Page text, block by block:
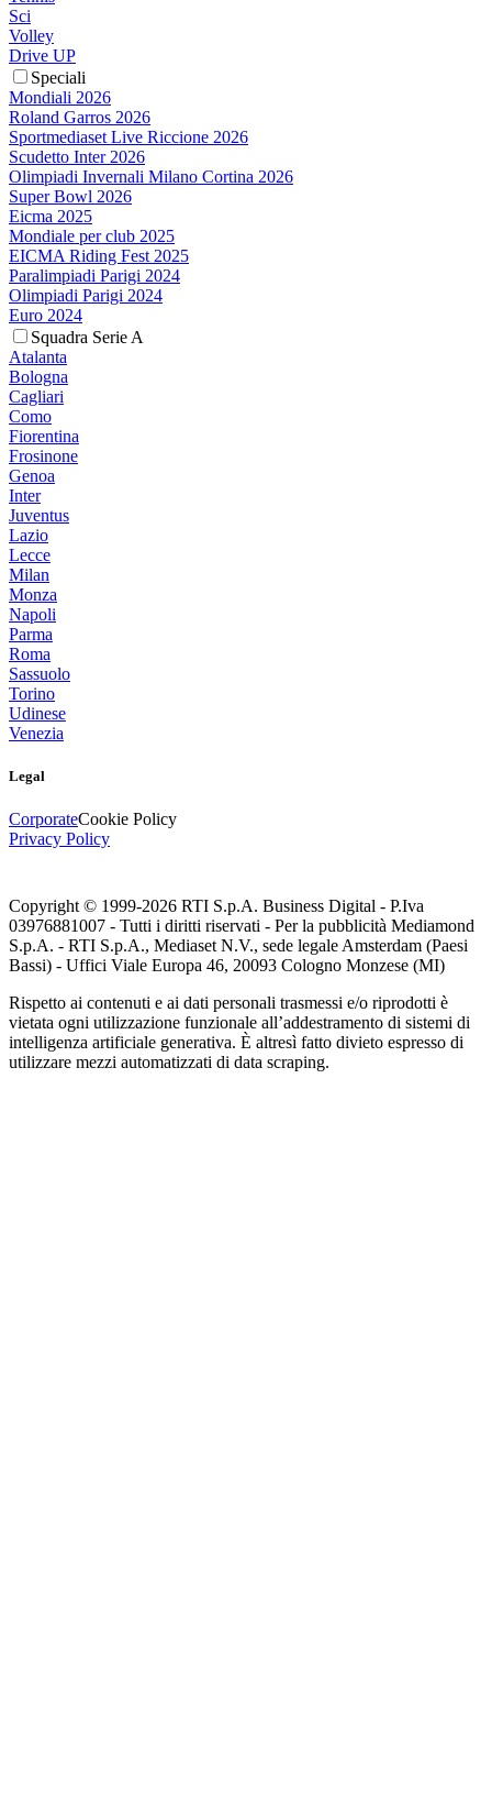
Sci
Volley
Drive UP
Speciali
Mondiali 2026
Roland Garros 2026
Sportmediaset Live Riccione 2026
Scudetto Inter 2026
Olimpiadi Invernali Milano Cortina 2026
Super Bowl 2026
Eicma 2025
Mondiale per club 2025
EICMA Riding Fest 2025
Paralimpiadi Parigi 2024
Olimpiadi Parigi 2024
Euro 2024
Squadra Serie A
Atalanta
Bologna
Cagliari
Como
Fiorentina
Frosinone
Genoa
Inter
Juventus
Lazio
Lecce
Milan
Monza
Napoli
Parma
Roma
Sassuolo
Torino
Udinese
Venezia
Legal
CorporateCookie Policy
Privacy Policy
Copyright © 1999-2026 RTI S.p.A. Business Digital - P.Iva
03976881007 - Tutti i diritti riservati - Per la pubblicità Mediamond
S.p.A. - RTI S.p.A., Mediaset N.V., sede legale Amsterdam (Paesi
Bassi) - Uffici Viale Europa 46, 20093 Cologno Monzese (MI)
Rispetto ai contenuti e ai dati personali trasmessi e/o riprodotti è
vietata ogni utilizzazione funzionale all’addestramento di sistemi di
intelligenza artificiale generativa. È altresì fatto divieto espresso di
utilizzare mezzi automatizzati di data scraping.